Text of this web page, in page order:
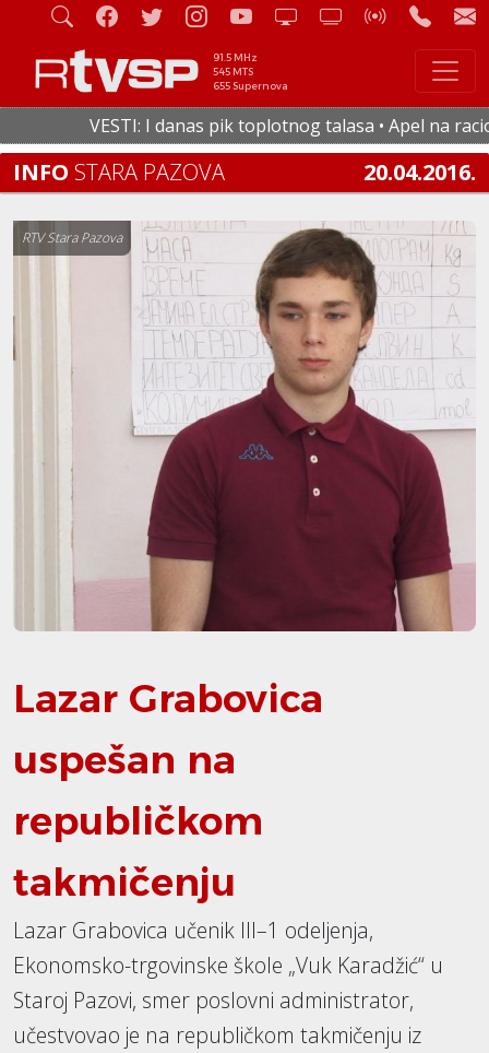
91.5 MHz
545 MTS
655 Supernova
VESTI: I danas pik toplotnog talasa • Apel na
INFO STARA PAZOVA 20.04.2016.
RTV Stara Pazova
Lazar Grabovica
uspešan na
republičkom
takmičenju
Lazar Grabovica učenik III–1 odeljenja,
Ekonomsko-trgovinske škole „Vuk Karadžić“ u
Staroj Pazovi, smer poslovni administrator,
učestvovao je na republičkom takmičenju iz